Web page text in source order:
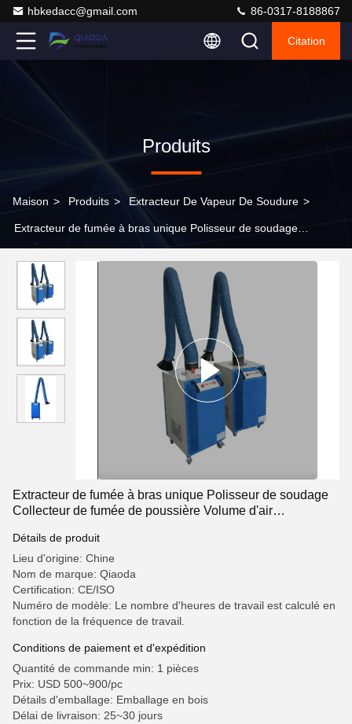
hbkedacc@gmail.com 86-0317-8188867
Citation
Produits
Maison > Produits > Extracteur De Vapeur De Soudure >
Extracteur de fumée à bras unique Polisseur de soudage
Extracteur de fumée à bras unique Polisseur de soudage
Collecteur de fumée de poussière Volume d'air
Détails de produit
Lieu d'origine: Chine
Nom de marque: Qiaoda
Certification: CE/ISO
Numéro de modèle: Le nombre d'heures de travail est calculé en
fonction de la fréquence de travail.
Conditions de paiement et d'expédition
Quantité de commande min: 1 pièces
Prix: USD 500~900/pc
Détails d'emballage: Emballage en bois
Délai de livraison: 25~30 jours